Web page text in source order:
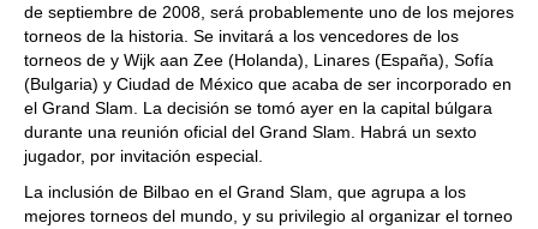
de septiembre de 2008, será probablemente uno de los mejores
torneos de la historia. Se invitará a los vencedores de los
torneos de y Wijk aan Zee (Holanda), Linares (España), Sofía
(Bulgaria) y Ciudad de México que acaba de ser incorporado en
el Grand Slam. La decisión se tomó ayer en la capital búlgara
durante una reunión oficial del Grand Slam. Habrá un sexto
jugador, por invitación especial.
La inclusión de Bilbao en el Grand Slam, que agrupa a los
mejores torneos del mundo, y su privilegio al organizar el torneo